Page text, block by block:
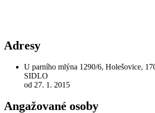
Adresy
U parního mlýna 1290/6, Holešovice,
SIDLO
od 27. 1. 2015
Angažované osoby